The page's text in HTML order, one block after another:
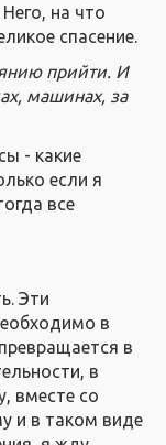
на что
спасение.
прийти. И
машинах, за
- какие
если я
все
Эти
в
в
в
вместе со
и в таком виде